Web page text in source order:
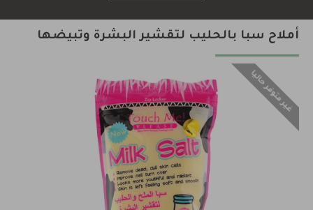
أملاح سبا بالحليب لتقشير البشرة وتبيضها
غير متوفر حاليا